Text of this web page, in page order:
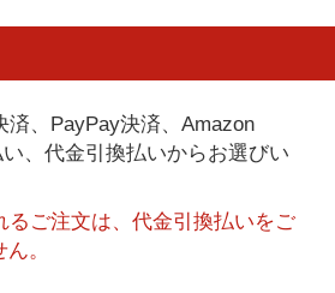
済、PayPay決済、Amazon
、代金引換払いからお選びい
ご注文は、代金引換払いをご
。